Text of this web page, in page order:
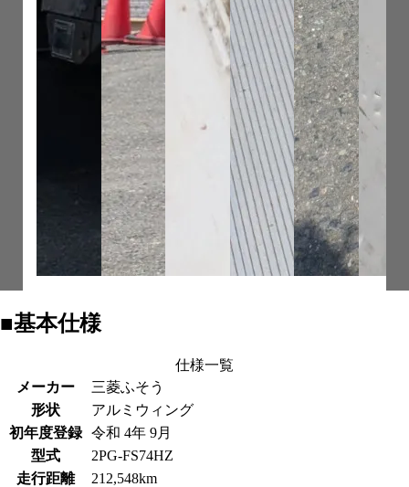
■基本仕様
仕様一覧
メーカー
三菱ふそう
形状
アルミウィング
初年度登録
令和 4年 9月
型式
2PG-FS74HZ
走行距離
212,548km